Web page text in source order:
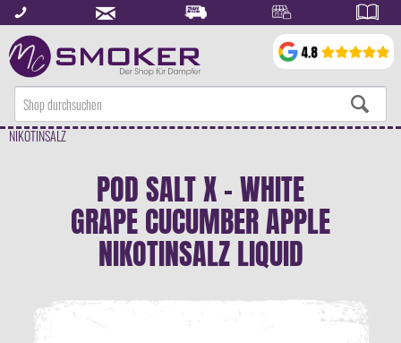
NIKOTINSALZ
POD SALT X - WHITE
GRAPE CUCUMBER APPLE
NIKOTINSALZ LIQUID